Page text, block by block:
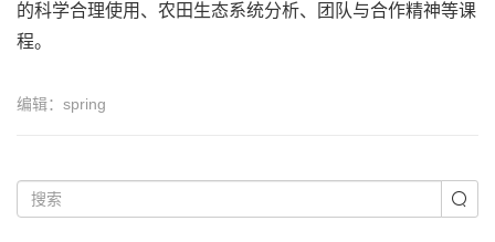
的科学合理使用、农田生态系统分析、团队与合作精神等课
程。
编辑：spring